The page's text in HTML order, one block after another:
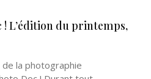
! L’édition du printemps,
de la photographie